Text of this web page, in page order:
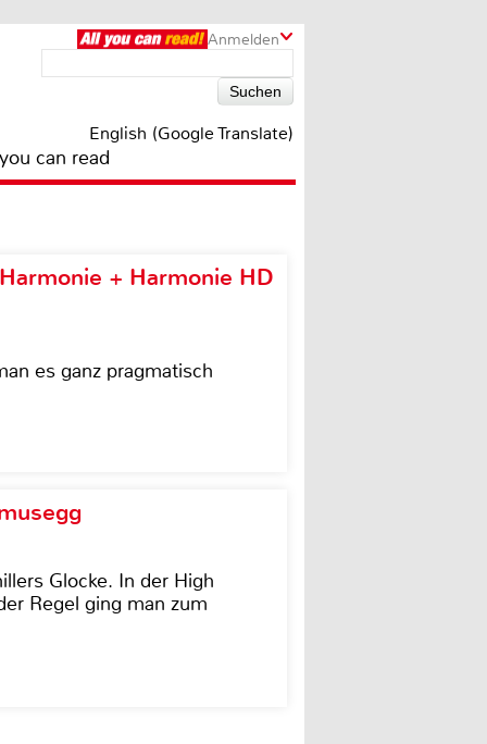
Anmelden
English (Google Translate)
can read
+ Harmonie HD
es ganz pragmatisch
Glocke. In der High
Regel ging man zum